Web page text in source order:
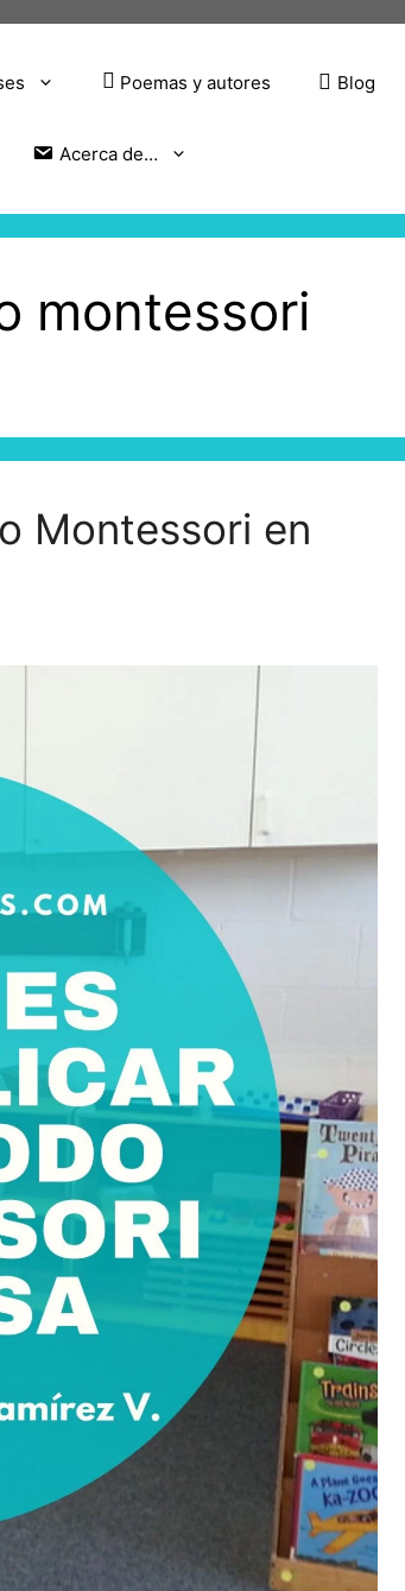
Poemas y autores Blog
Acerca de…
montessori
Montessori en